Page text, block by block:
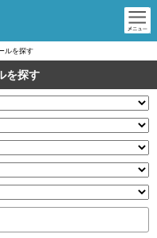
ルを探す
を探す